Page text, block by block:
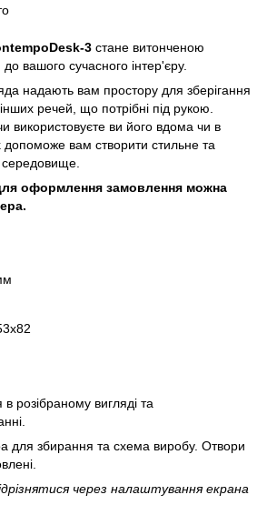
3 стане витонченою
вашого сучасного інтер'єру.
надають вам простору для зберігання
речей, що потрібні під рукою.
використовуєте ви його вдома чи в
допоможе вам створити стильне та
середовище.
оформлення замовлення можна
розібраному вигляді та
для збирання та схема виробу. Отвори
через налаштування екрана